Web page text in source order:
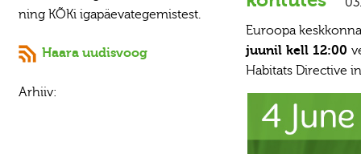
ning KÕKi igapäevategemistest.
Haara uudisvoog
Arhiiv:
Euroopa
juunil kell 12:00
Habitats Directive